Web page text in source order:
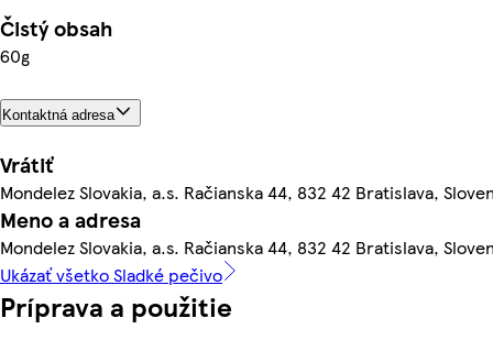
Čistý obsah
60g
Kontaktná adresa
Vrátiť
Mondelez Slovakia, a.s. Račianska 44, 832 42 Bratislava,
Meno a adresa
Mondelez Slovakia, a.s. Račianska 44, 832 42 Bratislava,
Ukázať všetko Sladké pečivo
Príprava a použitie